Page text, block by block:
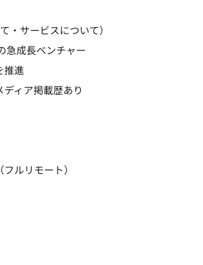
・サービスについて）
急成長ベンチャー
推進
ィア掲載歴あり
ルリモート）